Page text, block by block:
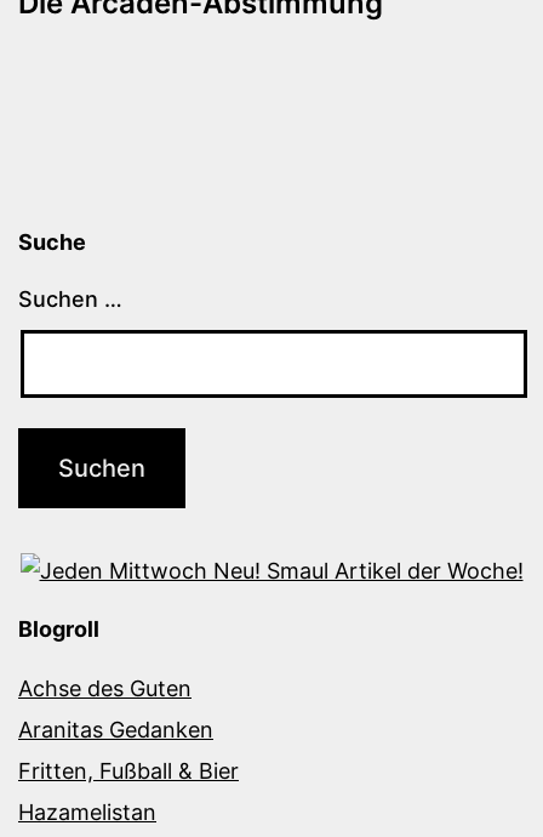
Suche
Suchen …
Blogroll
Achse des Guten
Aranitas Gedanken
Fritten, Fußball & Bier
Hazamelistan